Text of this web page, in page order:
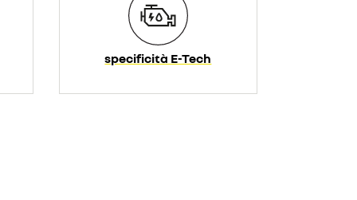
specificità E-Tech